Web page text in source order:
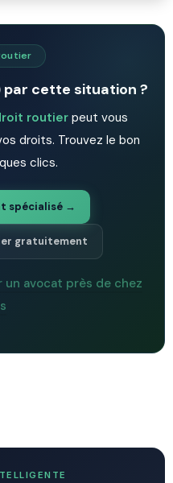
cette situation ?
routier peut vous
droits. Trouvez le bon
clics.
spécialisé →
gratuitement
un avocat près de chez